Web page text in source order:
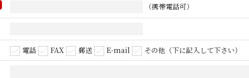
（携帯電話可）
電話 FAX 郵送 E-mail その他（下に記入して下さい）